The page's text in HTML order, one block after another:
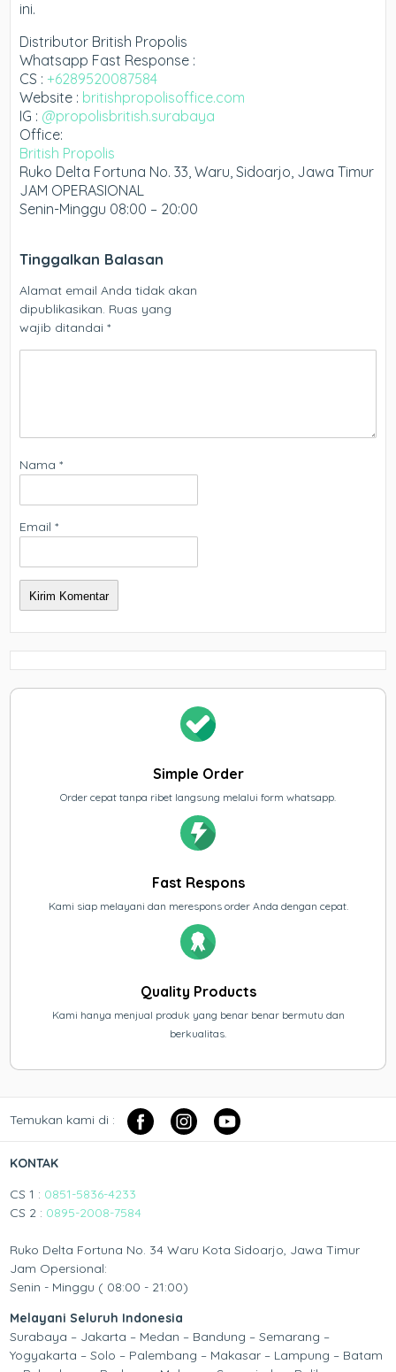
ini.
Distributor British Propolis
Whatsapp Fast Response :
CS : +6289520087584
Website : britishpropolisoffice.com
IG : @propolisbritish.surabaya
Office:
British Propolis
Ruko Delta Fortuna No. 33, Waru, Sidoarjo, Jawa Timur
JAM OPERASIONAL
Senin-Minggu 08:00 – 20:00
Tinggalkan Balasan
Alamat email Anda tidak akan
dipublikasikan. Ruas yang
wajib ditandai*
Nama*
Email*
Simple Order
Order cepat tanpa ribet langsung melalui form whatsapp.
Fast Respons
Kami siap melayani dan merespons order Anda dengan cepat.
Quality Products
Kami hanya menjual produk yang benar benar bermutu dan
berkualitas.
Temukan kami di :
KONTAK
CS 1 : 0851-5836-4233
CS 2 : 0895-2008-7584
Ruko Delta Fortuna No. 34 Waru Kota Sidoarjo, Jawa Timur
Jam Opersional:
Senin - Minggu ( 08:00 - 21:00)
Melayani Seluruh Indonesia
Surabaya – Jakarta – Medan – Bandung – Semarang –
Yogyakarta – Solo – Palembang – Makasar – Lampung – Batam